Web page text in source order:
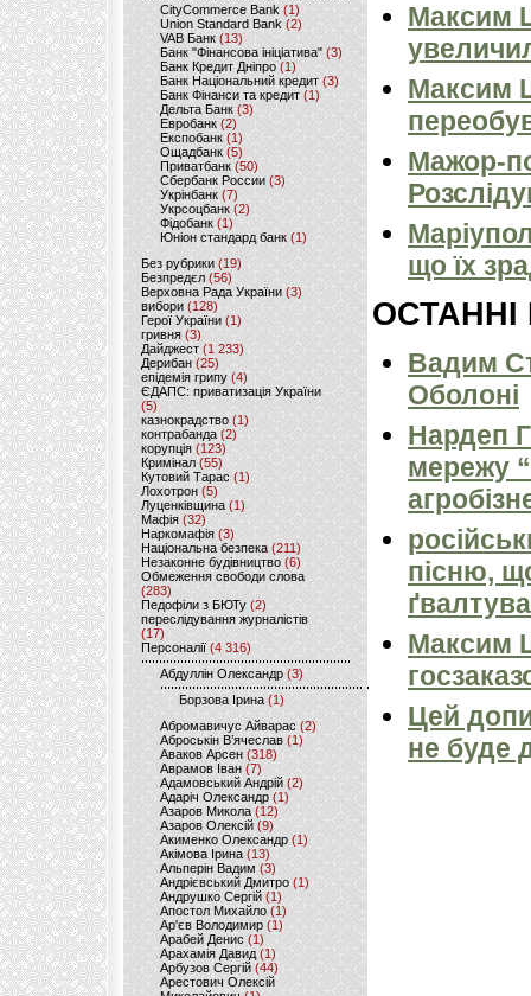
CityCommerce Bank (1)
Union Standard Bank (2)
VAB Банк (13)
Банк "Фінансова ініціатива" (3)
Банк Кредит Дніпро (1)
Банк Національний кредит (3)
Банк Фінанси та кредит (1)
Дельта Банк (3)
Евробанк(2)
Експобанк (1)
Ощадбанк(5)
Приватбанк (50)
Сбербанк России (3)
Укрінбанк(7)
Укрсоцбанк (2)
Фідобанк (1)
Юніон стандард банк(1)
Без рубрики (19)
Безпредєл(56)
Верховна Рада України (3)
вибори(128)
Герої України(1)
гривня (3)
Дайджест (1 233)
Дерибан (25)
епідемія грипу (4)
ЄДАПС: приватизація України
(5)
казнокрадство (1)
контрабанда (2)
корупція (123)
Кримінал (55)
Кутовий Тарас (1)
Лохотрон(5)
Луценківщина (1)
Мафія (32)
Наркомафія (3)
Національна безпека (211)
Незаконне будівництво(6)
Обмеження свободи слова
(283)
Педофіли з БЮТу (2)
переслідування журналістів
(17)
Персоналії (4 316)
Абдуллін Олександр (3)
Борзова Ірина(1)
Абромавичус Айварас (2)
Аброськін В’ячеслав(1)
Аваков Арсен (318)
Аврамов Іван (7)
Адамовський Андрій(2)
Адаріч Олександр (1)
Азаров Микола (12)
Азаров Олексій (9)
Акименко Олександр(1)
Акімова Ірина(13)
Альперін Вадим (3)
Андрієвський Дмитро(1)
Андрушко Сергій(1)
Апостол Михайло(1)
Ар'єв Володимир (1)
Арабей Денис(1)
Арахамія Давид (1)
Арбузов Сергій (44)
Арестович Олексій
Максим
Максим
Мажор-
що їх
ОСТАННІ
Вадим
Оболоні
Нардеп
мережу
пісню,
Максим
Цей
не буде